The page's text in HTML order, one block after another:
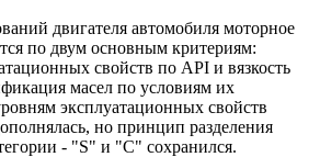
двигателя автомобиля моторное
по двум основным критериям:
свойств по API и вязкость
масел по условиям их
эксплуатационных свойств
но принцип разделения
- "S" и "С" сохранился.